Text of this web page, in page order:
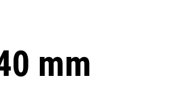
mm